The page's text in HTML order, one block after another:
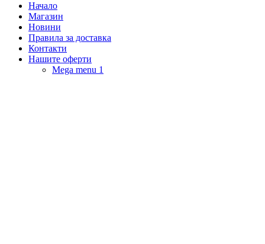
Начало
Магазин
Новини
Правила за доставка
Контакти
Нашите оферти
Mega menu 1